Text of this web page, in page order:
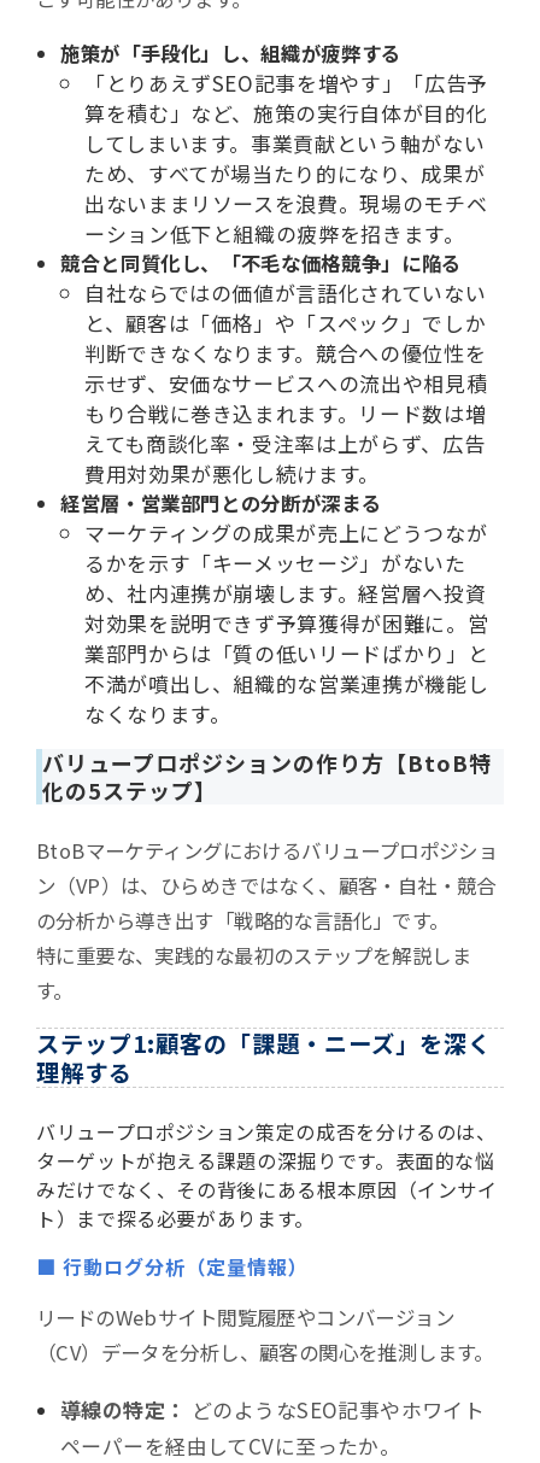
施策が「手段化」し、組織が疲弊する
「とりあえずSEO記事を増やす」「広告予
算を積む」など、施策の実行自体が目的化
してしまいます。事業貢献という軸がない
ため、すべてが場当たり的になり、成果が
出ないままリソースを浪費。現場のモチベ
ーション低下と組織の疲弊を招きます。
競合と同質化し、「不毛な価格競争」に陥る
自社ならではの価値が言語化されていない
と、顧客は「価格」や「スペック」でしか
判断できなくなります。競合への優位性を
示せず、安価なサービスへの流出や相見積
もり合戦に巻き込まれます。リード数は増
えても商談化率・受注率は上がらず、広告
費用対効果が悪化し続けます。
経営層・営業部門との分断が深まる
マーケティングの成果が売上にどうつなが
るかを示す「キーメッセージ」がないた
め、社内連携が崩壊します。経営層へ投資
対効果を説明できず予算獲得が困難に。営
業部門からは「質の低いリードばかり」と
不満が噴出し、組織的な営業連携が機能し
なくなります。
バリュープロポジションの作り方【BtoB特
化の5ステップ】
BtoBマーケティングにおけるバリュープロポジショ
ン（VP）は、ひらめきではなく、顧客・自社・競合
の分析から導き出す「戦略的な言語化」です。
特に重要な、実践的な最初のステップを解説しま
す。
ステップ1:顧客の「課題・ニーズ」を深く
理解する
バリュープロポジション策定の成否を分けるのは、
ターゲットが抱える課題の深掘りです。表面的な悩
みだけでなく、その背後にある根本原因（インサイ
ト）まで探る必要があります。
■ 行動ログ分析（定量情報）
リードのWebサイト閲覧履歴やコンバージョン
（CV）データを分析し、顧客の関心を推測します。
導線の特定： どのようなSEO記事やホワイト
ペーパーを経由してCVに至ったか。